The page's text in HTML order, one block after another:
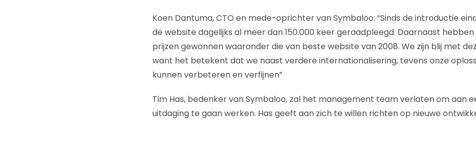
Koen Dantuma, CTO en mede-oprichter van Symbaloo: “Sinds de introductie
de website dagelijks al meer dan 150.000 keer geraadpleegd. Daarnaast hebben
prijzen gewonnen waaronder die van beste website van 2008. We zijn blij met
want het betekent dat we naast verdere internationalisering, tevens onze
kunnen verbeteren en verfijnen”
Tim Has, bedenker van Symbaloo, zal het management team verlaten om aan
uitdaging te gaan werken. Has geeft aan zich te willen richten op nieuwe